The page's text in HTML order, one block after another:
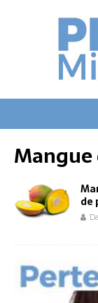
Mangue
de